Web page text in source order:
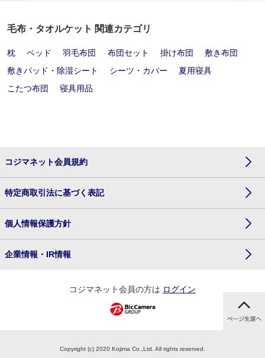
毛布・タオルケット 関連カテゴリ
枕 ベッド 羽毛布団 布団セット 掛け布団
敷き布団
敷きパッド・除湿シート
シーツ・カバー
夏用寝具
こたつ布団
寝具用品
コジマネット会員規約
特定商取引法に基づく表記
個人情報保護方針
企業情報・IR情報
コジマネット会員の方は ログイン
Copyright (c) 2020 Kojima Co.,Ltd. All rights reserved.